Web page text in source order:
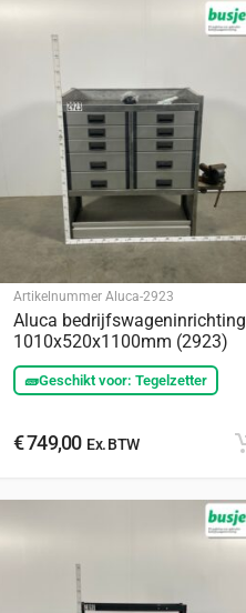
Artikelnummer Aluca-2923
Aluca bedrijfswageninrichting
1010x520x1100mm (2923)
🧱Geschikt voor: Tegelzetter
€749,00Ex. BTW